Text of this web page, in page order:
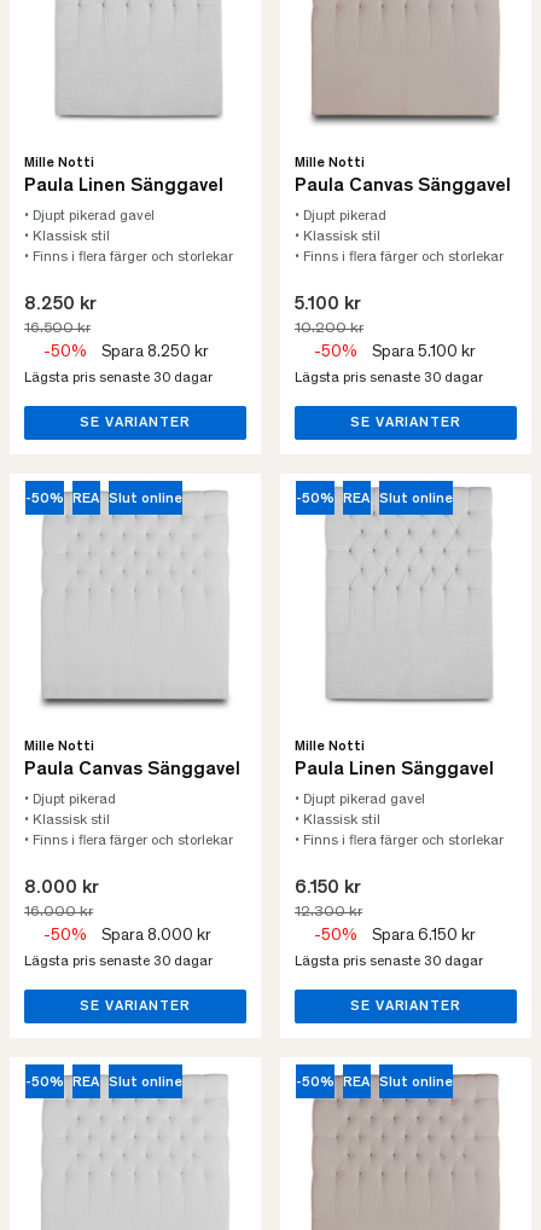
Mille Notti
Paula Linen Sänggavel
• Djupt pikerad gavel
• Klassisk stil
• Finns i flera färger och storlekar
8.250 kr
16.500 kr
-50% Spara 8.250 kr
Lägsta pris senaste 30 dagar
SE VARIANTER
Mille Notti
Paula Canvas Sänggavel
• Djupt pikerad
• Klassisk stil
• Finns i flera färger och storlekar
5.100 kr
10.200 kr
-50% Spara 5.100 kr
Lägsta pris senaste 30 dagar
SE VARIANTER
-50% REA Slut online
Mille Notti
Paula Canvas Sänggavel
• Djupt pikerad
• Klassisk stil
• Finns i flera färger och storlekar
8.000 kr
16.000 kr
-50% Spara 8.000 kr
Lägsta pris senaste 30 dagar
SE VARIANTER
-50% REA Slut online
Mille Notti
Paula Linen Sänggavel
• Djupt pikerad gavel
• Klassisk stil
• Finns i flera färger och storlekar
6.150 kr
12.300 kr
-50% Spara 6.150 kr
Lägsta pris senaste 30 dagar
SE VARIANTER
-50% REA Slut online -50% REA Slut online